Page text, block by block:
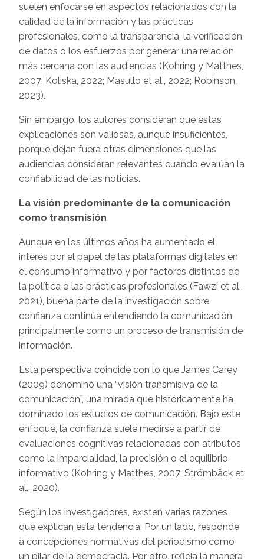
suelen enfocarse en aspectos relacionados con la
calidad de la información y las prácticas
profesionales, como la transparencia, la verificación
de datos o los esfuerzos por generar una relación
más cercana con las audiencias (Kohring y Matthes,
2007; Koliska, 2022; Masullo et al., 2022; Robinson,
2023).
Sin embargo, los autores consideran que estas
explicaciones son valiosas, aunque insuficientes,
porque dejan fuera otras dimensiones que las
audiencias consideran relevantes cuando evalúan la
confiabilidad de las noticias.
La visión predominante de la comunicación
como transmisión
Aunque en los últimos años ha aumentado el
interés por el papel de las plataformas digitales en
el consumo informativo y por factores distintos de
la política o las prácticas profesionales (Fawzi et al.,
2021), buena parte de la investigación sobre
confianza continúa entendiendo la comunicación
principalmente como un proceso de transmisión de
información.
Esta perspectiva coincide con lo que James Carey
(2009) denominó una “visión transmisiva de la
comunicación”, una mirada que históricamente ha
dominado los estudios de comunicación. Bajo este
enfoque, la confianza suele medirse a partir de
evaluaciones cognitivas relacionadas con atributos
como la imparcialidad, la precisión o el equilibrio
informativo (Kohring y Matthes, 2007; Strömbäck et
al., 2020).
Según los investigadores, existen varias razones
que explican esta tendencia. Por un lado, responde
a concepciones normativas del periodismo como
un pilar de la democracia. Por otro, refleja la manera